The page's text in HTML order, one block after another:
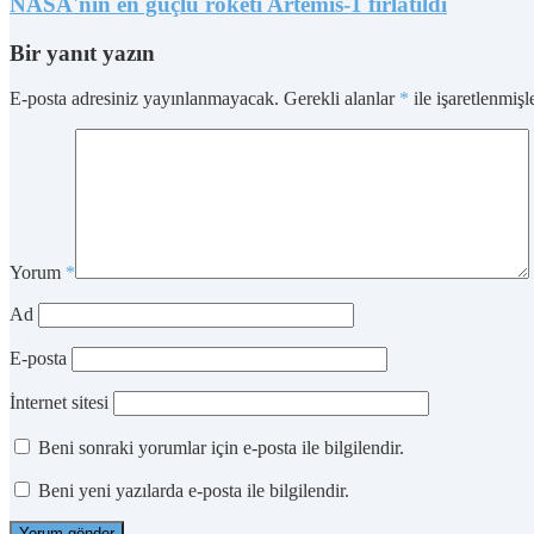
Bir yanıt yazın
E-posta adresiniz yayınlanmayacak. Gerekli alanlar * ile
Yorum *
Ad
E-posta
İnternet sitesi
Beni sonraki yorumlar için e-posta ile bilgilendir.
Beni yeni yazılarda e-posta ile bilgilendir.